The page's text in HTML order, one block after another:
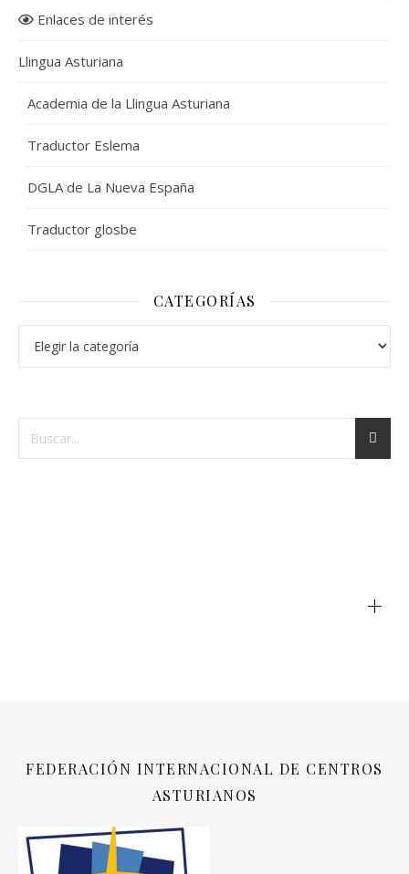
Enlaces de interés
Llingua Asturiana
Academia de la Llingua Asturiana
Traductor Eslema
DGLA de La Nueva España
Traductor glosbe
CATEGORÍAS
+
FEDERACIÓN INTERNACIONAL DE CENTROS
ASTURIANOS